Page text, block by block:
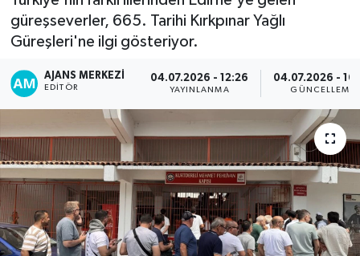
güreşseverler, 665. Tarihi Kırkpınar Yağlı
Güreşleri'ne ilgi gösteriyor.
AJANS MERKEZI
EDITÖR
04.07.2026 - 12:26
YAYINLANMA
04.07.2026 -
GÜNCELLEME